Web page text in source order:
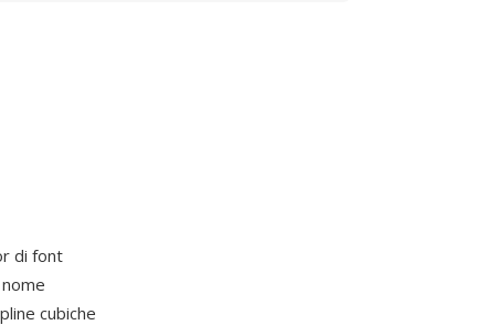
di font
cubiche